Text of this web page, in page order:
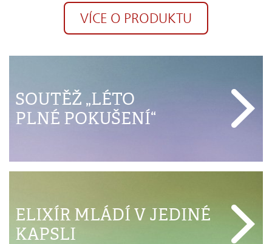
VÍCE O PRODUKTU
SOUTĚŽ „LÉTO
PLNÉ POKUŠENÍ“
ELIXÍR MLÁDÍ V JEDINÉ
KAPSLI